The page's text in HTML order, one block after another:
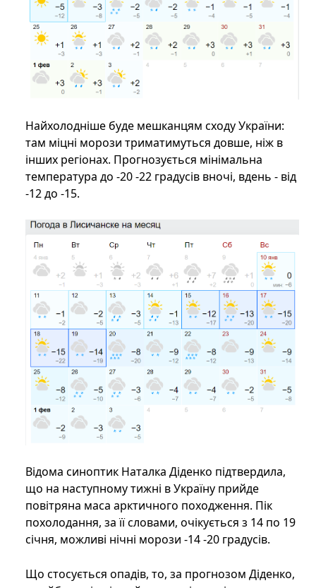
Найхолодніше буде мешканцям сходу України:
там міцні морози триматимуться довше, ніж в
інших регіонах. Прогнозується мінімальна
температура до -20 -22 градусів вночі, вдень - від
-12 до -15.
Відома синоптик Наталка Діденко підтвердила,
що на наступному тижні в Україну прийде
повітряна маса арктичного походження. Пік
похолодання, за її словами, очікується з 14 по 19
січня, можливі нічні морози -14 -20 градусів.
Що стосується опадів, то, за прогнозом Діденко,